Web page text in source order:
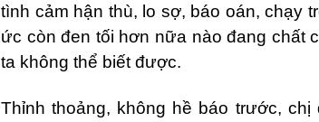
tình cảm hận thù, lo sợ, báo oán, chạy
ức còn đen tối hơn nữa nào đang chất
ta không thể biết được.
Thỉnh thoảng, không hề báo trước,